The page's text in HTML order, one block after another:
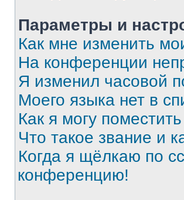
Параметры и
Как мне изменить
На конференции
Я изменил часовой
Моего языка нет в
Как я могу
Что такое звание и
Когда я щёлкаю по
конференцию!